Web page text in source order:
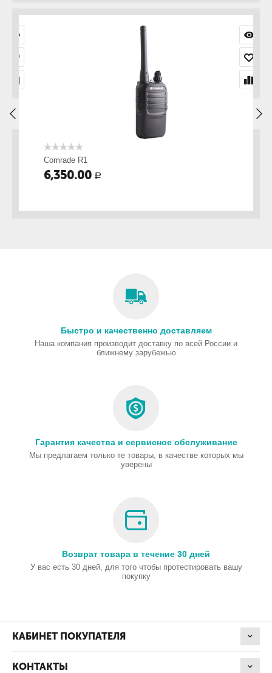
Comrade R1
6,350.00 Р
Быстро и качественно доставляем
Наша компания производит доставку по всей России и
ближнему зарубежью
Гарантия качества и сервисное обслуживание
Мы предлагаем только те товары, в качестве которых мы
уверены
Возврат товара в течение 30 дней
У вас есть 30 дней, для того чтобы протестировать вашу
покупку
КАБИНЕТ ПОКУПАТЕЛЯ
КОНТАКТЫ